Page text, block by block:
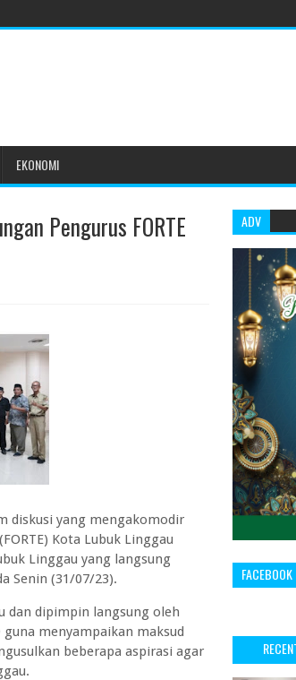
EKONOMI
Pengurus FORTE
diskusi yang mengakomodir
Kota Lubuk Linggau
Linggau yang langsung
Senin (31/07/23).
dan dipimpin langsung oleh
menyampaikan maksud
beberapa aspirasi agar
ADV
FACEBOOK